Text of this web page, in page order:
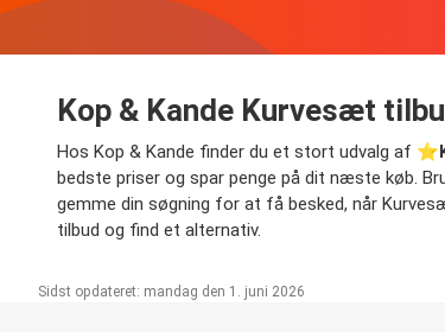
Kop & Kande Kurvesæt
Hos Kop & Kande finder du et stort udvalg af ⭐️
bedste priser og spar penge på dit næste køb.
gemme din søgning for at få besked, når
tilbud og find et alternativ.
Sidst opdateret: mandag den 1. juni 2026